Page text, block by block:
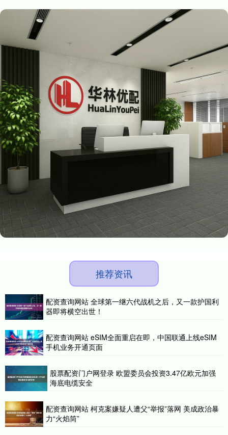
推荐资讯
配资查询网站 全球第一继六代战机之后，又一款护国利
器即将横空出世！
配资查询网站 eSIM全面重启在即，中国联通上线eSIM
手机业务开通页面
股票配资门户网登录 欧盟委员会投资3.47亿欧元加强
海底电缆安全
配资查询网站 柯克案嫌疑人遭父“举报”落网 美成政治暴
力“火焰筒”